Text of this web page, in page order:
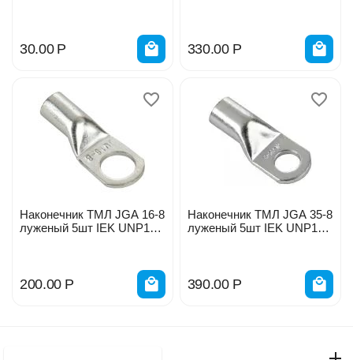
30.00 Р 330.00 Р
Наконечник ТМЛ JGA 16-8
луженый 5шт IEK UNP10-
200.00 Р
Наконечник ТМЛ JGA 35-8
луженый 5шт IEK UNP10-
390.00 Р